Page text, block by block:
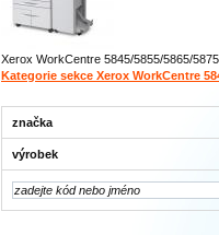
Xerox WorkCentre 5845/5855/5865/
Kategorie sekce Xerox WorkCentre
značka
výrobek